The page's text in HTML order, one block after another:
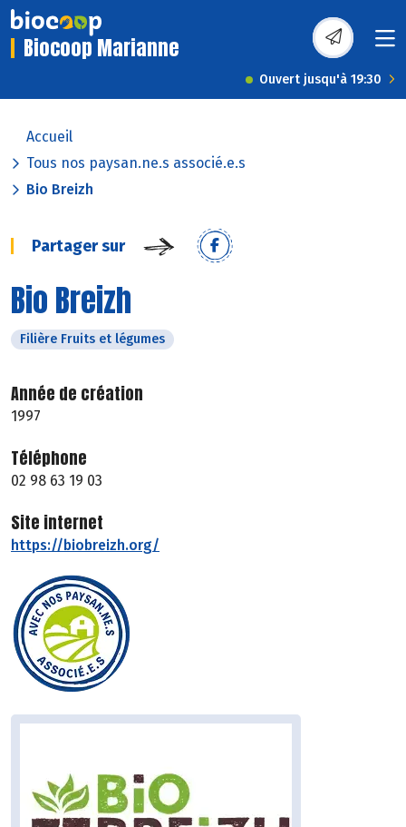
Biocoop Marianne
Ouvert jusqu'à 19:30
Accueil
Tous nos paysan.ne.s associé.e.s
Bio Breizh
Partager sur
Bio Breizh
Filière Fruits et légumes
Année de création
1997
Téléphone
02 98 63 19 03
Site internet
https://biobreizh.org/